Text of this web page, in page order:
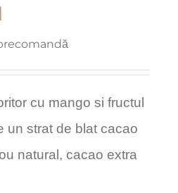
cu mango si fructul
un strat de blat cacao
natural, cacao extra